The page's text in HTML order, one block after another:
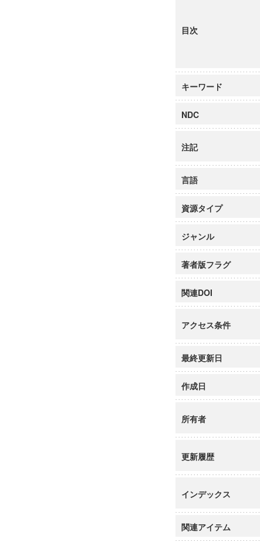
目次
キーワード
NDC
注記
言語
資源タイプ
ジャンル
著者版フラグ
関連DOI
アクセス条件
最終更新日
作成日
所有者
更新履歴
インデックス
関連アイテム